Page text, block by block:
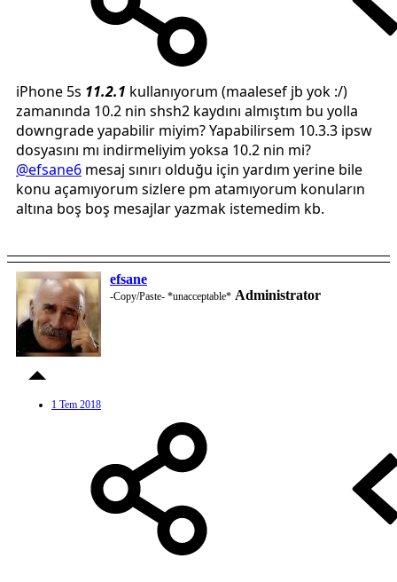
iPhone 5s 11.2.1 kullanıyorum (maalesef jb yok :/)
zamanında 10.2 nin shsh2 kaydını almıştım bu yolla
downgrade yapabilir miyim? Yapabilirsem 10.3.3 ipsw
dosyasını mı indirmeliyim yoksa 10.2 nin mi?
@efsane6 mesaj sınırı olduğu için yardım yerine bile
konu açamıyorum sizlere pm atamıyorum konuların
altına boş boş mesajlar yazmak istemedim kb.
efsane
-Copy/Paste- *unacceptable* Administrator
1 Tem 2018